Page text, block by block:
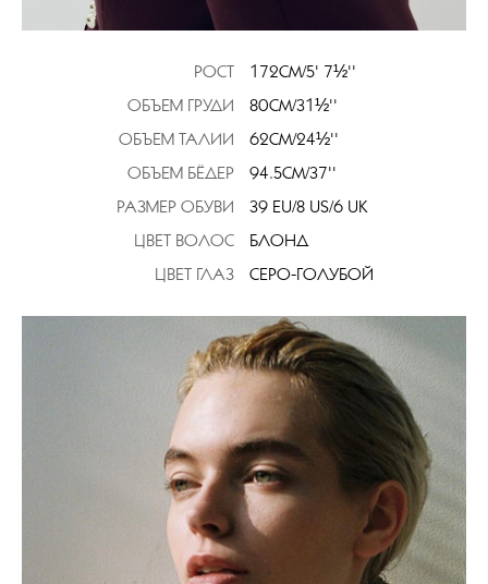
РОСТ
172CM/5' 7½''
ОБЪЕМ ГРУДИ
80CM/31½''
ОБЪЕМ ТАЛИИ
62CM/24½''
ОБЪЕМ БЁДЕР
94.5CM/37''
РАЗМЕР ОБУВИ
39 EU/8 US/6 UK
ЦВЕТ ВОЛОС
БЛОНД
ЦВЕТ ГЛАЗ
СЕРО-ГОЛУБОЙ